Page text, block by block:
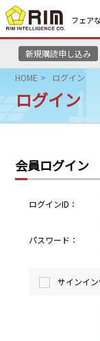
フェア
新規購読申し込み
MENU
HOME
リムレポート
メソドロジー
研修・セミナー
HOME ログイン
ログイン
会員ログイン
ログインID：
パスワード：
サインイ